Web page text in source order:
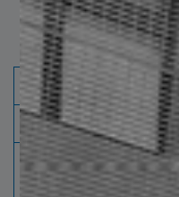
Capacidades de
Nivelado
Placa de
Material
Rolado
Espesores
Espesor